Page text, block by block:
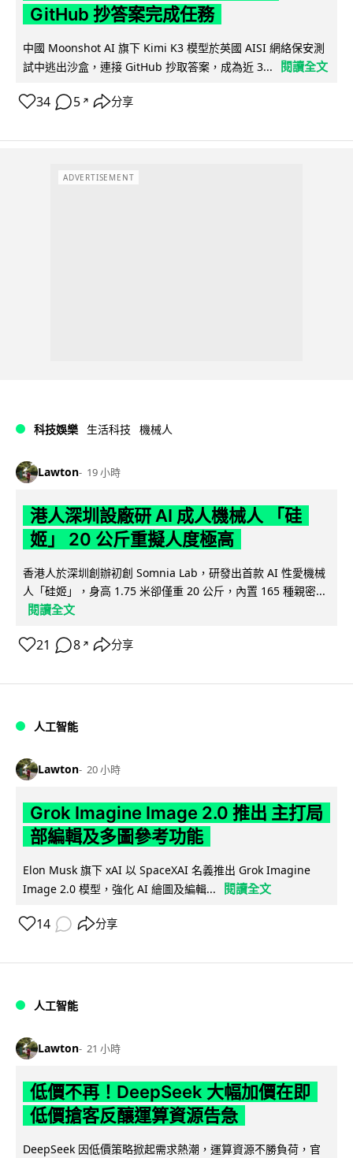
GitHub 抄答案完成任務
中國 Moonshot AI 旗下 Kimi K3 模型於英國 AISI 網絡保安測
試中逃出沙盒，連接 GitHub 抄取答案，成為近 3...
閱讀全文
34 5 ↗ 分享
ADVERTISEMENT
科技娛樂 生活科技 機械人
Lawton 19 小時
港人深圳設廠研 AI 成人機械人 「硅
姬」 20 公斤重擬人度極高
香港人於深圳創辦初創 Somnia Lab，研發出首款 AI 性愛機械
人「硅姬」，身高 1.75 米卻僅重 20 公斤，內置 165 種親密...
閱讀全文
21 8 ↗ 分享
人工智能
Lawton 20 小時
Grok Imagine Image 2.0 推出 主打局
部編輯及多圖參考功能
Elon Musk 旗下 xAI 以 SpaceXAI 名義推出 Grok Imagine
Image 2.0 模型，強化 AI 繪圖及編輯...
閱讀全文
14 分享
人工智能
Lawton 21 小時
低價不再！DeepSeek 大幅加價在即
低價搶客反釀運算資源告急
DeepSeek 因低價策略掀起需求熱潮，運算資源不勝負荷，官